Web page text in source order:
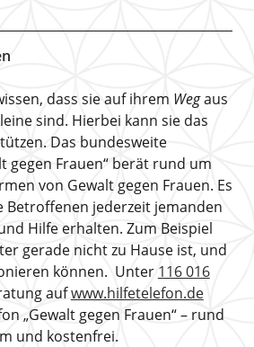
dass sie auf ihrem Wegaus
sind. Hierbei kann sie das
Das bundesweite
gegen Frauen“ berät rund um
von Gewalt gegen Frauen. Es
Betroffenen jederzeit jemanden
Hilfe erhalten. Zum Beispiel
gerade nicht zu Hause ist, und
können. Unter 116 016
aufwww.hilfetelefon.de
„Gewalt gegen Frauen“ – rund
und kostenfrei.